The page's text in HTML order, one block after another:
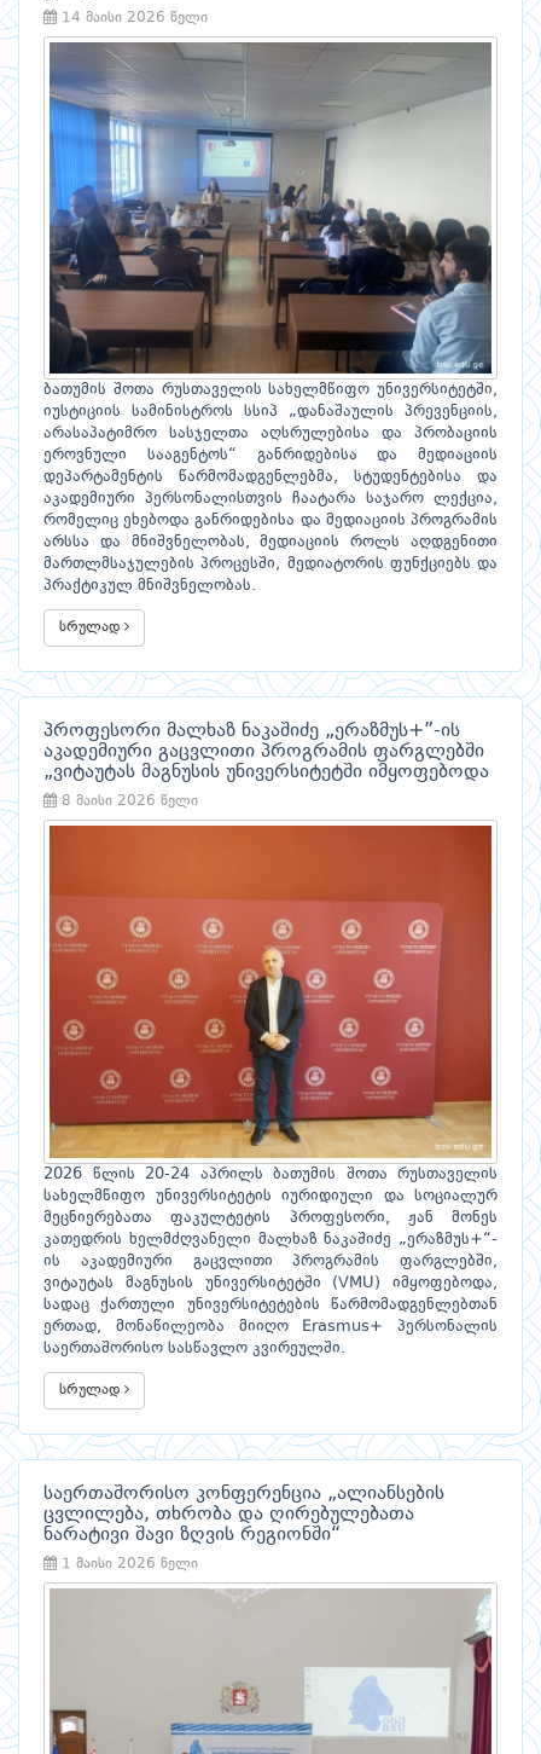
14 მაისი 2026 წელი
ბათუმის შოთა რუსთაველის სახელმწიფო უნივერსიტეტში,
იუსტიციის სამინისტროს სსიპ „დანაშაულის პრევენციის,
არასაპატიმრო სასჯელთა აღსრულებისა და პრობაციის
ეროვნული სააგენტოს“ განრიდებისა და მედიაციის
დეპარტამენტის წარმომადგენლებმა, სტუდენტებისა და
აკადემიური პერსონალისთვის ჩაატარა საჯარო ლექცია,
რომელიც ეხებოდა განრიდებისა და მედიაციის პროგრამის
არსსა და მნიშვნელობას, მედიაციის როლს აღდგენითი
მართლმსაჯულების პროცესში, მედიატორის ფუნქციებს და
პრაქტიკულ მნიშვნელობას.
სრულად
პროფესორი მალხაზ ნაკაშიძე „ერაზმუს+”-ის
აკადემიური გაცვლითი პროგრამის ფარგლებში
„ვიტაუტას მაგნუსის უნივერსიტეტში იმყოფებოდა
8 მაისი 2026 წელი
2026 წლის 20-24 აპრილს ბათუმის შოთა რუსთაველის
სახელმწიფო უნივერსიტეტის იურიდიული და სოციალურ
მეცნიერებათა ფაკულტეტის პროფესორი, ჟან მონეს
კათედრის ხელმძღვანელი მალხაზ ნაკაშიძე „ერაზმუს+“-
ის აკადემიური გაცვლითი პროგრამის ფარგლებში,
ვიტაუტას მაგნუსის უნივერსიტეტში (VMU) იმყოფებოდა,
სადაც ქართული უნივერსიტეტების წარმომადგენლებთან
ერთად, მონაწილეობა მიიღო Erasmus+ პერსონალის
საერთაშორისო სასწავლო კვირეულში.
სრულად
საერთაშორისო კონფერენცია „ალიანსების
ცვლილება, თხრობა და ღირებულებათა
ნარატივი შავი ზღვის რეგიონში“
1 მაისი 2026 წელი